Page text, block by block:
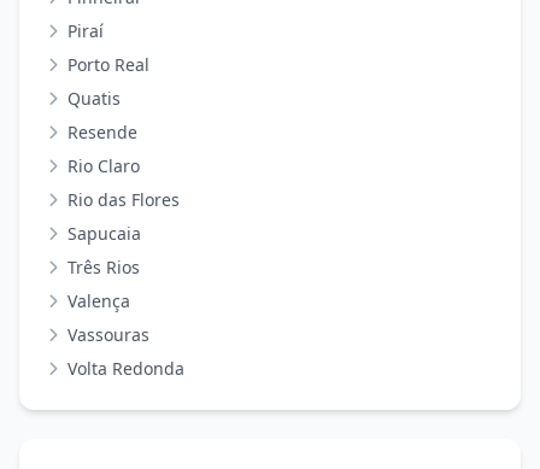
Piraí
Porto Real
Quatis
Resende
Rio Claro
Rio das Flores
Sapucaia
Três Rios
Valença
Vassouras
Volta Redonda